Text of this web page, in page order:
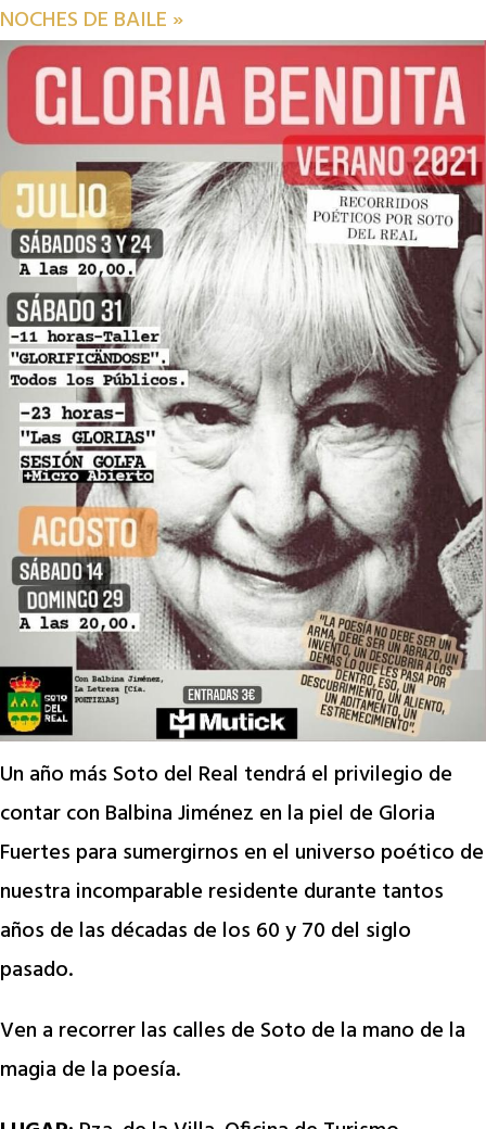
NOCHES DE BAILE »
Un año más Soto del Real tendrá el privilegio de
contar con Balbina Jiménez en la piel de Gloria
Fuertes para sumergirnos en el universo poético de
nuestra incomparable residente durante tantos
años de las décadas de los 60 y 70 del siglo
pasado.
Ven a recorrer las calles de Soto de la mano de la
magia de la poesía.